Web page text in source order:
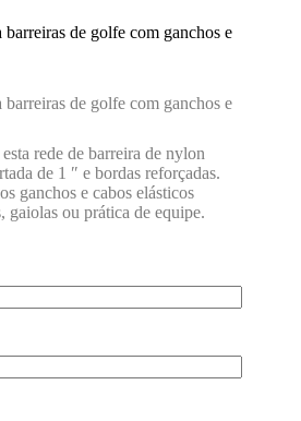
de golfe com ganchos e
de golfe com ganchos e
rede de barreira de nylon
de 1 ″ e bordas reforçadas.
ganchos e cabos elásticos
gaiolas ou prática de equipe.